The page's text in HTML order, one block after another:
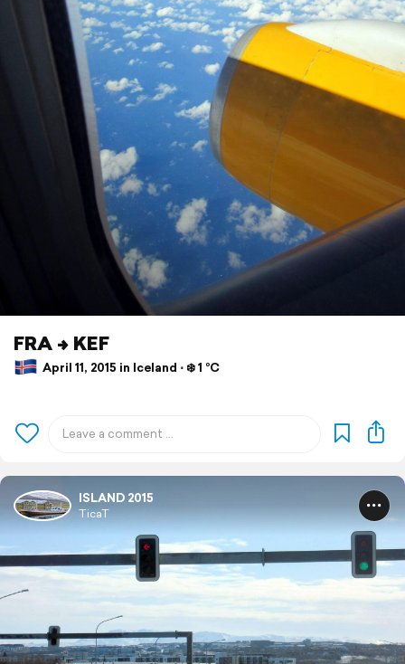
FRA -> KEF
April 11, 2015 in Iceland ⋅ ❄️ 1 °C
ISLAND 2015
TicaT